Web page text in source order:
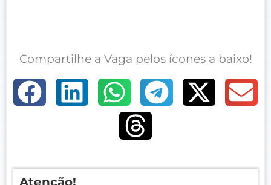
Compartilhe a Vaga pelos ícones a baixo!
Atenção!